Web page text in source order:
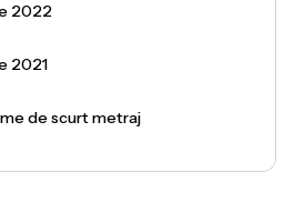
2022
2021
de scurt metraj